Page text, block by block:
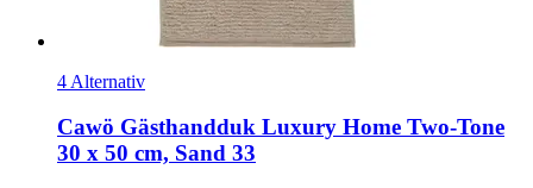
4 Alternativ
Cawö Gästhandduk Luxury Home Two-​Tone
30 x 50 cm, Sand 33